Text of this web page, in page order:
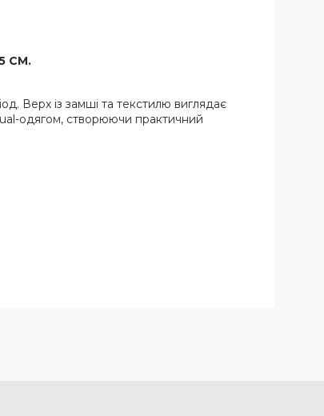
СМ.
Верх із замші та текстилю виглядає
одягом, створюючи практичний